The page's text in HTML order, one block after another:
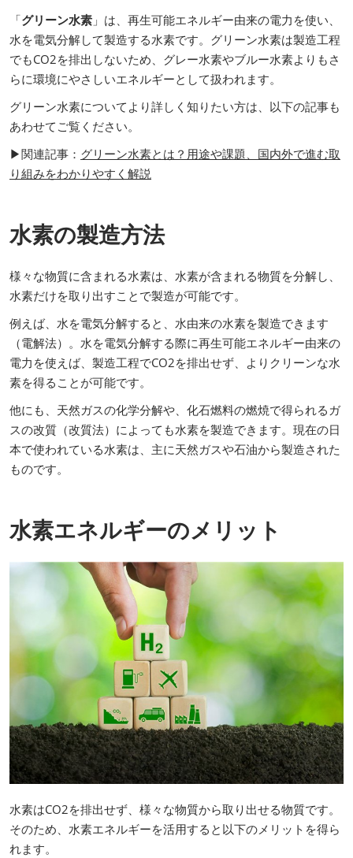
「グリーン水素 」は、再生可能エネルギー由来の電力を使い、
水を電気分解して製造する水素です。グリーン水素は製造工程
でもCO2を排出しないため、グレー水素やブルー水素よりもさ
らに環境にやさしいエネルギーとして扱われます。
グリーン水素についてより詳しく知りたい方は、以下の記事も
あわせてご覧ください。
▶関連記事： グリーン水素とは？用途や課題、国内外で進む取
り組みをわかりやすく解説
水素の製造方法
様々な物質に含まれる水素は、水素が含まれる物質を分解し、
水素だけを取り出すことで製造が可能です。
例えば、水を電気分解すると、水由来の水素を製造できます
（電解法）。水を電気分解する際に再生可能エネルギー由来の
電力を使えば、製造工程でCO2を排出せず、よりクリーンな水
素を得ることが可能です。
他にも、天然ガスの化学分解や、化石燃料の燃焼で得られるガ
スの改質（改質法）によっても水素を製造できます。現在の日
本で使われている水素は、主に天然ガスや石油から製造された
ものです。
水素エネルギーのメリット
水素はCO2を排出せず、様々な物質から取り出せる物質です。
そのため、水素エネルギーを活用すると以下のメリットを得ら
れます。